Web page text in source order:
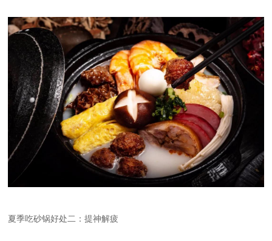
夏季吃砂锅好处二：提神解疲